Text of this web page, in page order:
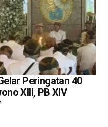
Peringatan 40
XIII, PB XIV